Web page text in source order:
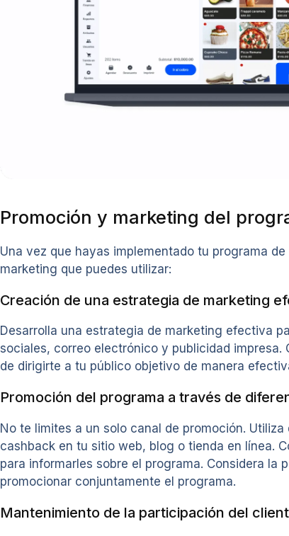
Promoción y marketing del
Una vez que hayas implementado tu programa
marketing que puedes utilizar:
Creación de una estrategia de marketing
Desarrolla una estrategia de marketing efectiva
sociales, correo electrónico y publicidad
de dirigirte a tu público objetivo de manera
Promoción del programa a través de
No te limites a un solo canal de promoción.
cashback en tu sitio web, blog o tienda en línea.
para informarles sobre el programa. Considera
promocionar conjuntamente el programa.
Mantenimiento de la participación del